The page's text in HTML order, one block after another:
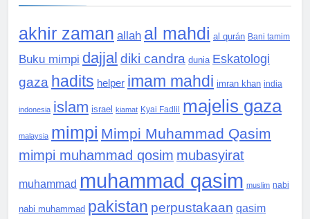
akhir zaman allah al mahdi al qurán Bani tamim
Buku mimpi dajjal diki candra dunia Eskatologi
gaza hadits helper imam mahdi imran khan india
indonesia islam israel kiamat Kyai Fadlil majelis gaza
malaysia mimpi Mimpi Muhammad Qasim
mimpi muhammad qosim mubasyirat
muhammad muhammad qasim muslim nabi
nabi muhammad pakistan perpustakaan qasim